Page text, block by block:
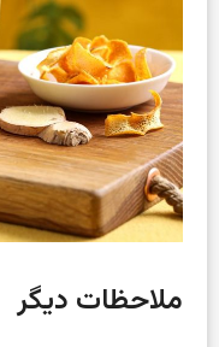
ملاحظات دیگر